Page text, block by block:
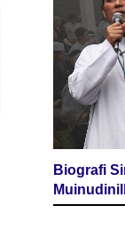
Biografi